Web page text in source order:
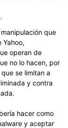
que
Yahoo,
operan de
no lo hacen, por
se limitan a
y contra
hacer como
y aceptar